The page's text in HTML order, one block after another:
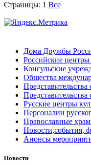
Страницы: 1 Все
Дома Дружбы
Российские
Консульские
Общества
Русские центры
Персоналии
Православные
Новости,события,
Анонсы
Новости